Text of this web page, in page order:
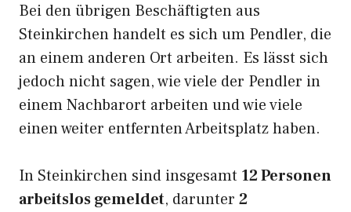
Bei den übrigen Beschäftigten aus
Steinkirchen handelt es sich um Pendler, die
an einem anderen Ort arbeiten. Es lässt sich
jedoch nicht sagen, wie viele der Pendler in
einem Nachbarort arbeiten und wie viele
einen weiter entfernten Arbeitsplatz haben.
In Steinkirchen sind insgesamt 12 Personen
arbeitslos gemeldet, darunter 2